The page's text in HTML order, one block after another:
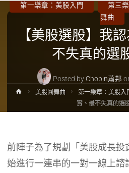
【美股選股】我
不失真的選
Posted by Chopin蕭邦
第一樂章：美股入門 第三
舞曲
美股圓舞曲 第一樂章：美股入
實、最不失真的選
前陣子為了規劃「美股成長投
始進行一連串的一對一線上諮